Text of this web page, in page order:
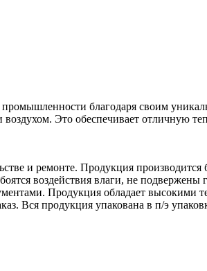
и ремонте. Продукция производится
воздействия влаги, не
Продукция обладает высокими
Вся продукция упакована в п/э